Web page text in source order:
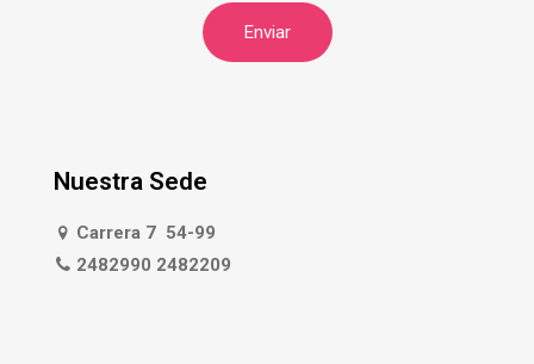
Nuestra Sede
Carrera 7 54-99
2482990 2482209